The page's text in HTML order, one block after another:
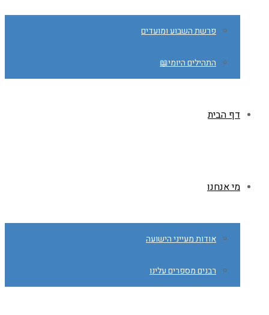
פרשת השבוע ומועדים
התהילים היומי📖
דף הבית
מי אנחנו
אודות מעייני הישועה
רבנים מספרים עלינו